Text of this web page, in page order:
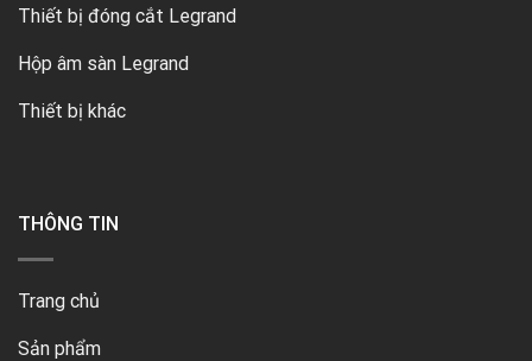
Thiết bị đóng cắt Legrand
Hộp âm sàn Legrand
Thiết bị khác
THÔNG TIN
Trang chủ
Sản phẩm